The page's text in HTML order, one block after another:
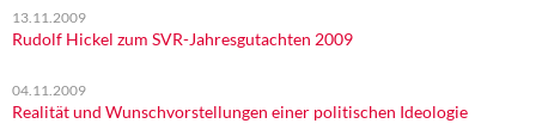
13.11.2009
Rudolf Hickel zum SVR-Jahresgutachten 2009
04.11.2009
Realität und Wunschvorstellungen einer politischen Ideologie